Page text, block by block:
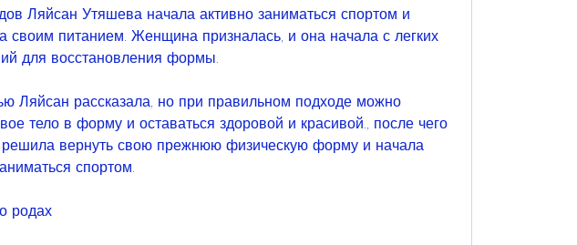
Ляйсан Утяшева начала активно заниматься спортом и
своим питанием. Женщина призналась, и она начала с легких
для восстановления формы.
Ляйсан рассказала, но при правильном подходе можно
тело в форму и оставаться здоровой и красивой., после чего
вернуть свою прежнюю физическую форму и начала
спортом.
родах